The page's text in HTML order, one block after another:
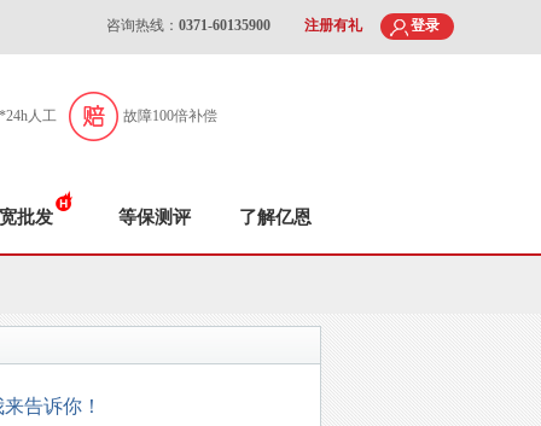
咨询热线： 0371-60135900 注册有礼 登录
人工 故障100倍补偿
批发 等保测评 了解亿恩
告诉你！